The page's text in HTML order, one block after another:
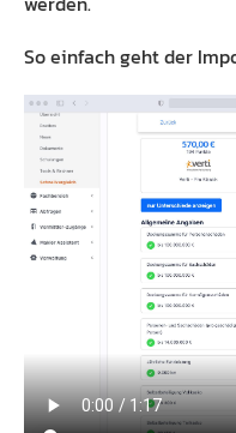
So einfach geht der